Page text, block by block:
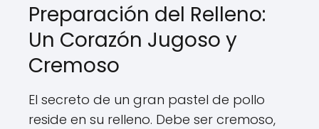
Preparación del Relleno:
Un Corazón Jugoso y
Cremoso
El secreto de un gran pastel de pollo
reside en su relleno. Debe ser cremoso,